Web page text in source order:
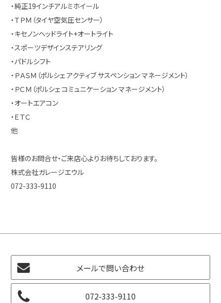
・純正19インチアルミホイール
・ＴＰＭ（タイヤ空気圧センサー）
・キセノンヘッドライト+オートライト
・スポーツデザインステアリング
・パドルシフト
・ＰＡＳＭ（ポルシェ アクティブ サスペンション マネージメント）
・ＰＣＭ（ポルシェ コミュニケーション マネージメント）
・オートエアコン
・ＥＴＣ
他
皆様のお問合せ・ご来店心よりお待ちしております。
株式会社ガレージエウル
072-333-9110
メールで問い合わせ
072-333-9110